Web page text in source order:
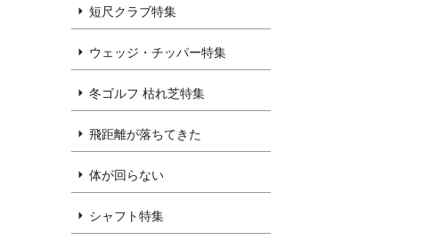
短尺クラブ特集
ウェッジ・チッパー特集
冬ゴルフ 枯れ芝特集
飛距離が落ちてきた
体が回らない
シャフト特集